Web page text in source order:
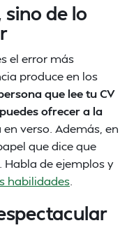
sino de lo
el error más
produce en los
que lee tu CV
ofrecer a la
en verso. Además, en
que dice que
Habla de ejemplos y
habilidades